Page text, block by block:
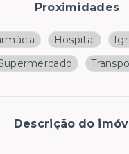
Proximidades
Hospital
Descrição do